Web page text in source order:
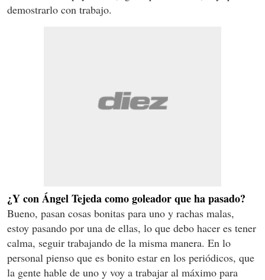
demostrarlo con trabajo.
¿Y con Ángel Tejeda como goleador que ha pasado?
Bueno, pasan cosas bonitas para uno y rachas malas,
estoy pasando por una de ellas, lo que debo hacer es tener
calma, seguir trabajando de la misma manera. En lo
personal pienso que es bonito estar en los periódicos, que
la gente hable de uno y voy a trabajar al máximo para